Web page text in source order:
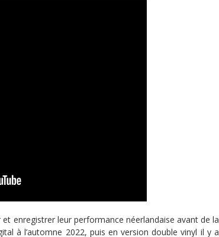
enregistrer leur performance néerlandaise avant de la
à l’automne 2022, puis en version double vinyl il y a